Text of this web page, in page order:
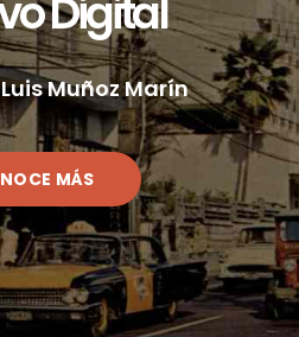
Digital
Muñoz Marín
MÁS